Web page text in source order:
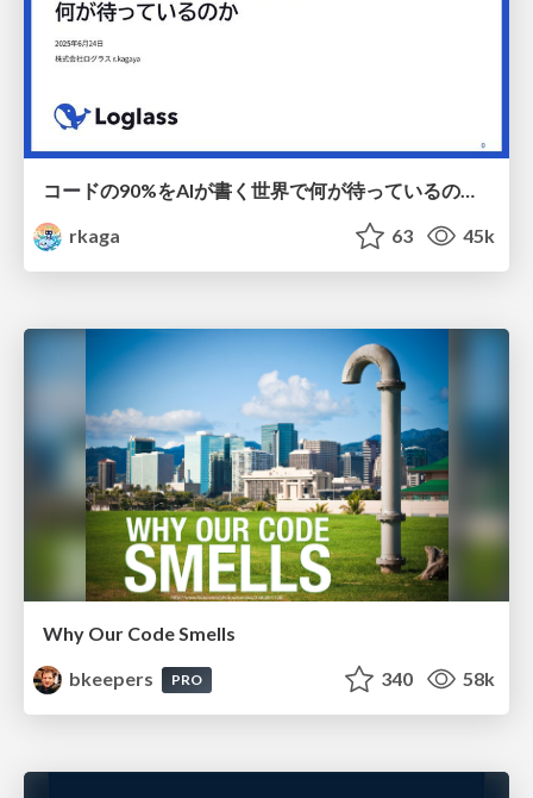
コードの90%をAIが書く世界で何が待っているのか / What awaits us in a world where 90% of the code is written by AI
rkaga
63 45k
Why Our Code Smells
bkeepers
PRO 340 58k